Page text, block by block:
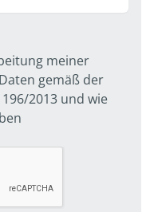
meiner
gemäß der
2013 und wie